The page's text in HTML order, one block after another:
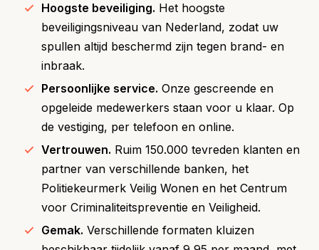
Hoogste beveiliging. Het hoogste
beveiligingsniveau van Nederland, zodat uw
spullen altijd beschermd zijn tegen brand- en
inbraak.
Persoonlijke service. Onze gescreende en
opgeleide medewerkers staan voor u klaar. Op
de vestiging, per telefoon en online.
Vertrouwen. Ruim 150.000 tevreden klanten en
partner van verschillende banken, het
Politiekeurmerk Veilig Wonen en het Centrum
voor Criminaliteitspreventie en Veiligheid.
Gemak. Verschillende formaten kluizen